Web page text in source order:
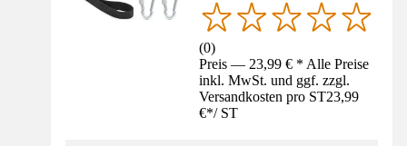
(0)
Preis — 23,99 € * Alle Preise
inkl. MwSt. und ggf. zzgl.
Versandkosten pro ST23,99
€*/ ST